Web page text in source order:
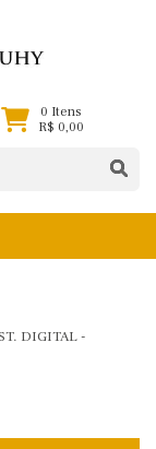
0 Itens
R$ 0,00
DIGITAL -